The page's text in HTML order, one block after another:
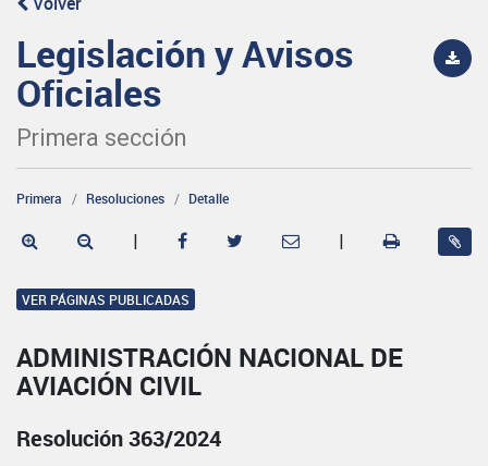
Legislación y Avisos
Oficiales
Primera sección
Primera Resoluciones Detalle
| |
VER PÁGINAS PUBLICADAS
ADMINISTRACIÓN NACIONAL DE
AVIACIÓN CIVIL
Resolución 363/2024